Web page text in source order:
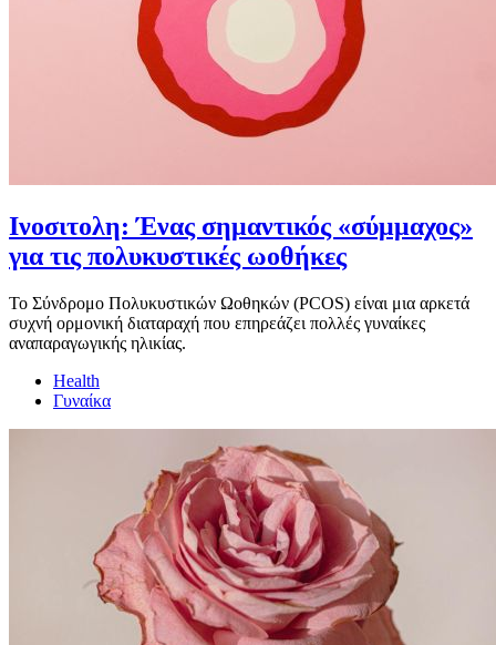
Ινοσιτολη: Ένας σημαντικός «σύμμαχος»
για τις πολυκυστικές ωοθήκες
Το Σύνδρομο Πολυκυστικών Ωοθηκών (PCOS) είναι μια αρκετά
συχνή ορμονική διαταραχή που επηρεάζει πολλές γυναίκες
αναπαραγωγικής ηλικίας.
Health
Γυναίκα